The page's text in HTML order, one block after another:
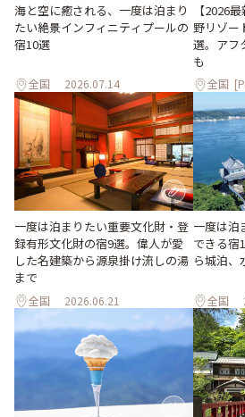
海と空に癒される、一度は泊まり
たい絶景インフィニティプールの
宿10選
全国 2026.07.14
【2026
野リゾー
選。アフ
も
全国
一度は泊まりたい重要文化財・登
録有形文化財の宿9選。偉人が愛
した名建築から源泉掛け流しの湯
まで
全国 2026.06.21
一度は
できる宿
ら城泊、
全国